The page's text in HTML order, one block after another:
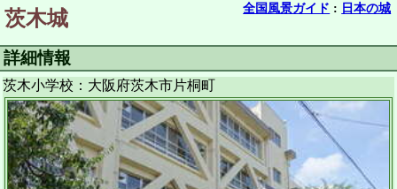
全国風景ガイド : 日本の城
茨木城
詳細情報
茨木小学校：大阪府茨木市片桐町